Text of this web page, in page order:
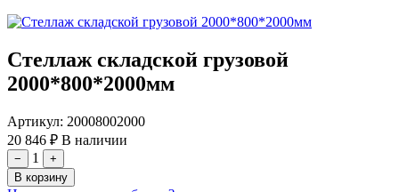
Стеллаж складской грузовой
2000*800*2000мм
Артикул: 20008002000
20 846 ₽ В наличии
− 1
+
В корзину